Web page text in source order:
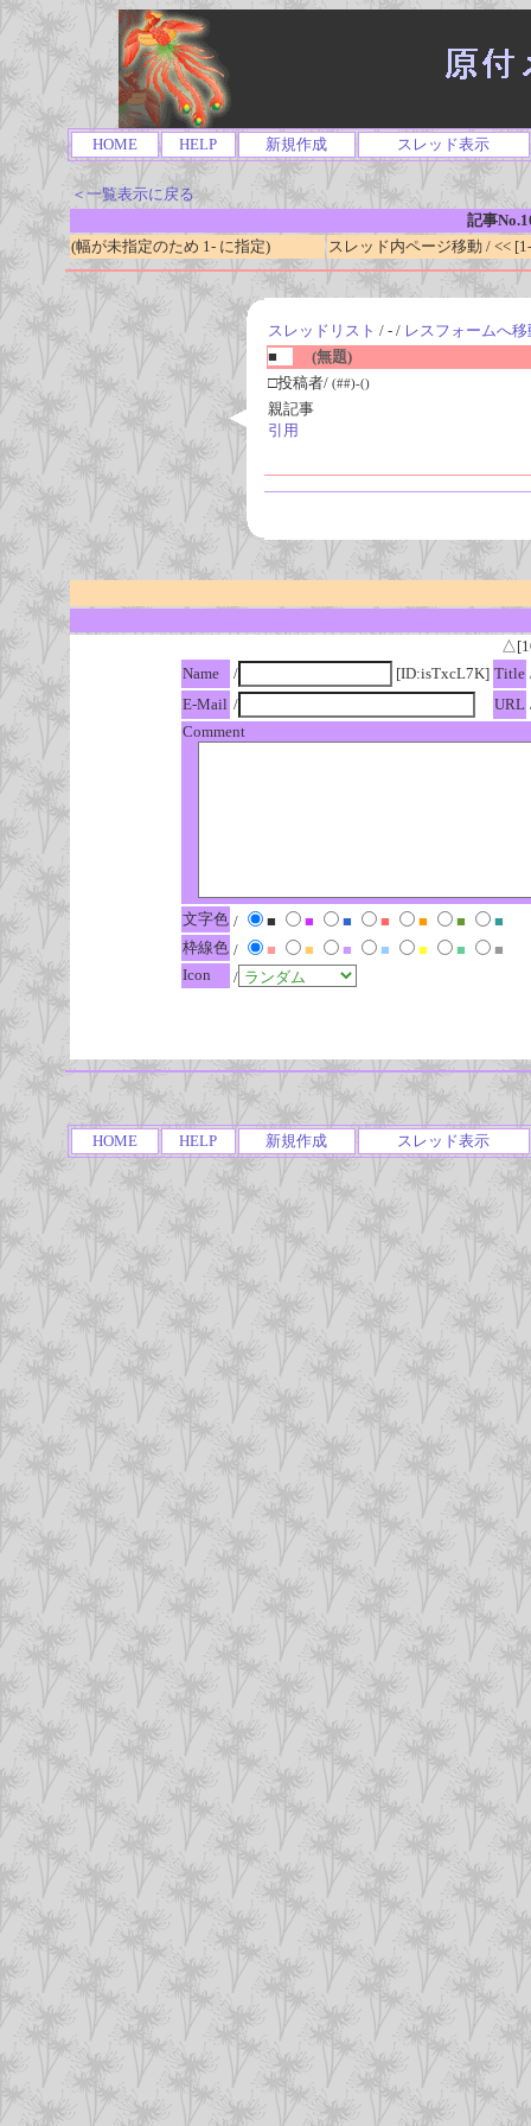
HOME HELP 新規作成 スレッド表示
＜一覧表示に戻る
記事
(幅が未指定のため 1- に指定)
スレッド内ページ移動 / <<
スレッドリスト / - / レスフォームへ移
■
(無題)
□投稿者/ (##)-()
親記事
引用
Name
/ [ID:isTxcL7K] Title
E-Mail / URL
Comment
文字色 / ■ ■ ■ ■ ■ ■
■
枠線色 / ■ ■ ■ ■ ■ ■
■
Icon
/
HOME HELP 新規作成 スレッド表示